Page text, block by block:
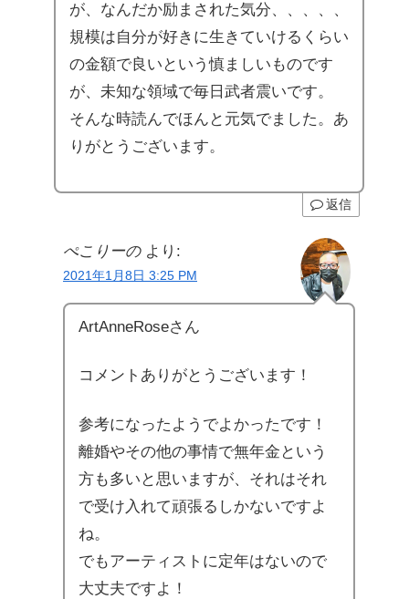
が、なんだか励まされた気分、、、、、
規模は自分が好きに生きていけるくらい
の金額で良いという慎ましいものです
が、未知な領域で毎日武者震いです。
そんな時読んでほんと元気でました。あ
りがとうございます。
返信
ぺこりーの より:
2021年1月8日 3:25 PM
ArtAnneRoseさん
コメントありがとうございます！
参考になったようでよかったです！
離婚やその他の事情で無年金という
方も多いと思いますが、それはそれ
で受け入れて頑張るしかないですよ
ね。
でもアーティストに定年はないので
大丈夫ですよ！